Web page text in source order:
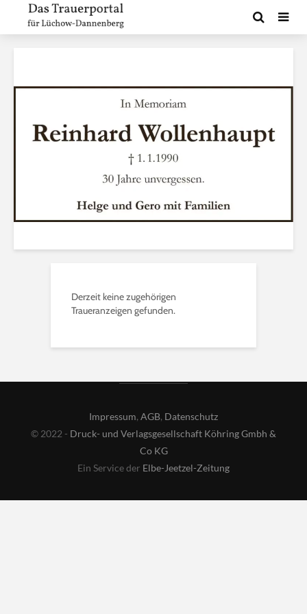
Derzeit keine zugehörigen
Traueranzeigen gefunden.
Impressum, AGB, Datenschutz
© 2022 - Druck- und Verlagsgesellschaft Köhring Gmbh &
Co KG
Ein Service der Elbe-Jeetzel-Zeitung